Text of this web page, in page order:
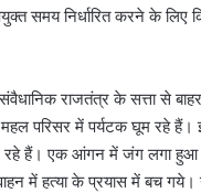
समय निर्धारित करने के लिए
राजतंत्र के सत्ता से
परिसर में पर्यटक घूम रहे हैं।
रहे हैं। एक आंगन में जंग लगा हुआ
में हत्या के प्रयास में बच